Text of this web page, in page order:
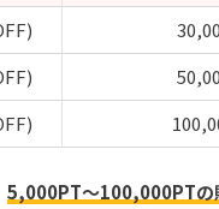
5,000PT～100,000PTの